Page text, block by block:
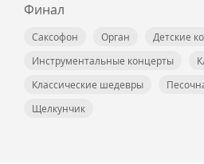
Финал
Саксофон Орган
Детские
Инструментальные концерты
Классические шедевры
Щелкунчик